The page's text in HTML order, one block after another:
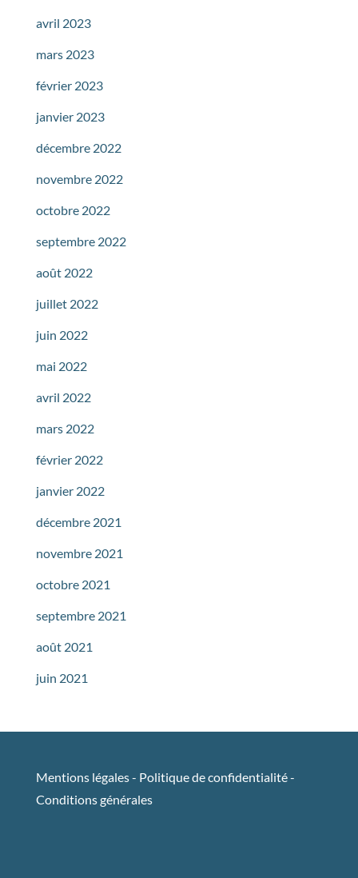
avril 2023
mars 2023
février 2023
janvier 2023
décembre 2022
novembre 2022
octobre 2022
septembre 2022
août 2022
juillet 2022
juin 2022
mai 2022
avril 2022
mars 2022
février 2022
janvier 2022
décembre 2021
novembre 2021
octobre 2021
septembre 2021
août 2021
juin 2021
Mentions légales- Politique de confidentialité-
Conditions générales